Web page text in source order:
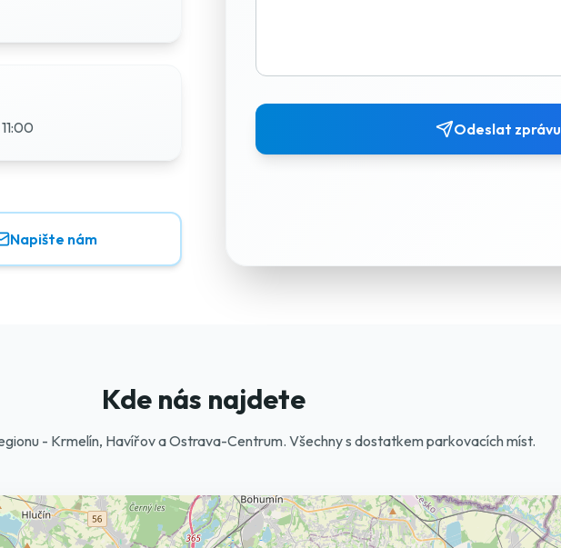
Napište nám
Odeslat zprávu
Kde nás najdete
- Krmelín, Havířov a Ostrava-Centrum. Všechny s dostatkem parkovacích míst.